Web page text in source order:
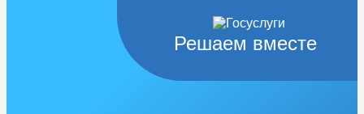
Решаем вместе